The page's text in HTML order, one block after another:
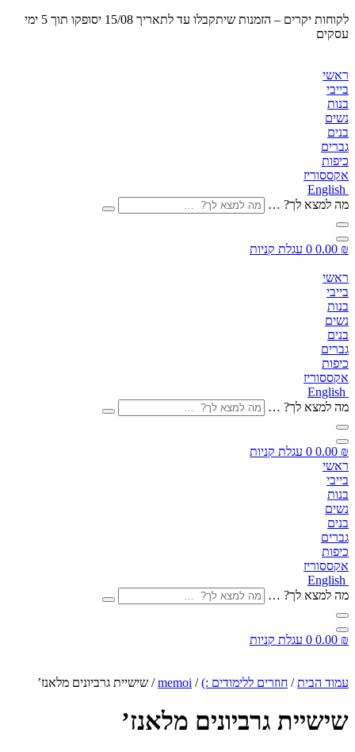
לקוחות יקרים – הזמנות שיתקבלו
עד לתאריך 15/08 יסופקו תוך 5 ימי
עסקים
ראשי
בייבי
בנות
נשים
בנים
גברים
כיפות
אקססוריז
English
מה למצא לך? …
0.00 ₪
0 עגלת קניות
ראשי
בייבי
בנות
נשים
בנים
גברים
כיפות
אקססוריז
English
מה למצא לך? …
0.00 ₪
0 עגלת קניות
ראשי
בייבי
בנות
נשים
בנים
גברים
כיפות
אקססוריז
English
מה למצא לך? …
0.00 ₪
0 עגלת קניות
עמוד הבית/ חוזרים ללימודים :)/
memoi/ שישיית גרביונים מלאנז’
שישיית גרביונים מלאנז’